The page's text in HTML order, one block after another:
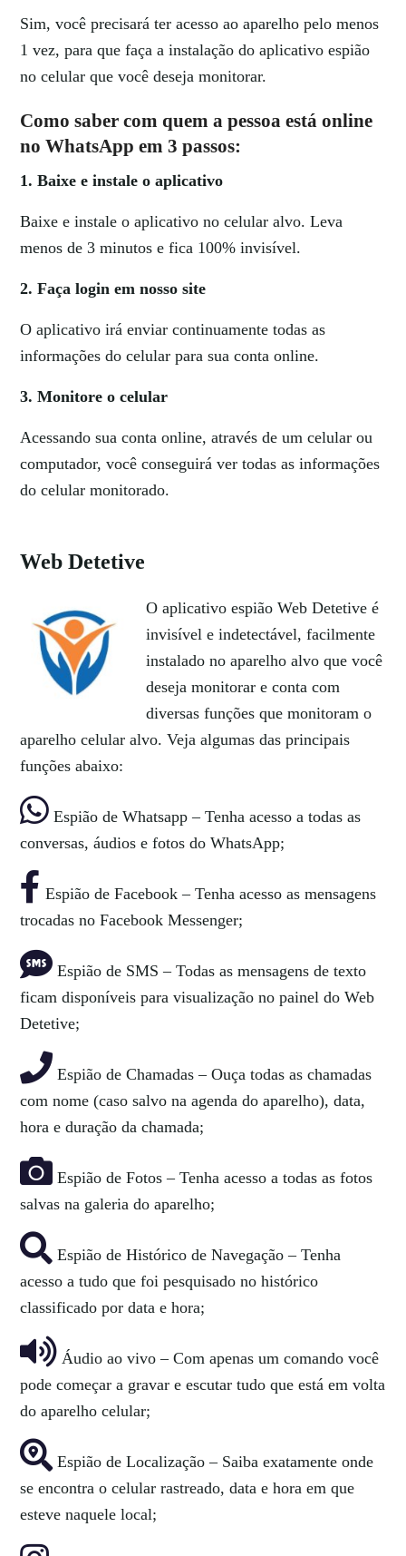
Sim, você precisará ter acesso ao aparelho pelo menos
1 vez, para que faça a instalação do aplicativo espião
no celular que você deseja monitorar.
Como saber com quem a pessoa está online
no WhatsApp em 3 passos:
1. Baixe e instale o aplicativo
Baixe e instale o aplicativo no celular alvo. Leva
menos de 3 minutos e fica 100% invisível.
2. Faça login em nosso site
O aplicativo irá enviar continuamente todas as
informações do celular para sua conta online.
3. Monitore o celular
Acessando sua conta online, através de um celular ou
computador, você conseguirá ver todas as informações
do celular monitorado.
Web Detetive
O aplicativo espião Web Detetive é
invisível e indetectável, facilmente
instalado no aparelho alvo que você
deseja monitorar e conta com
diversas funções que monitoram o
aparelho celular alvo. Veja algumas das principais
funções abaixo:
Espião de Whatsapp – Tenha acesso a todas as
conversas, áudios e fotos do WhatsApp;
Espião de Facebook – Tenha acesso as mensagens
trocadas no Facebook Messenger;
Espião de SMS – Todas as mensagens de texto
ficam disponíveis para visualização no painel do Web
Detetive;
Espião de Chamadas – Ouça todas as chamadas
com nome (caso salvo na agenda do aparelho), data,
hora e duração da chamada;
Espião de Fotos – Tenha acesso a todas as fotos
salvas na galeria do aparelho;
Espião de Histórico de Navegação – Tenha
acesso a tudo que foi pesquisado no histórico
classificado por data e hora;
Áudio ao vivo – Com apenas um comando você
pode começar a gravar e escutar tudo que está em volta
do aparelho celular;
Espião de Localização – Saiba exatamente onde
se encontra o celular rastreado, data e hora em que
esteve naquele local;